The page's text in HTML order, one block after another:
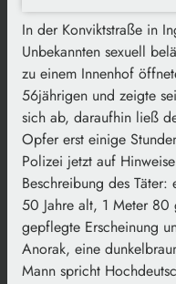
In der Konviktstraße in
Unbekannten sexuell
zu einem Innenhof
56jährigen und zeigte
sich ab, daraufhin ließ
Opfer erst einige
Polizei jetzt auf
Beschreibung des
50 Jahre alt, 1 Meter
gepflegte Erscheinung
Anorak, eine
Mann spricht